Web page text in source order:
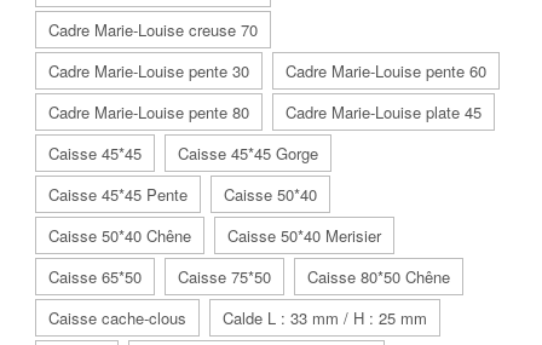
Cadre Marie-Louise creuse 70
Cadre Marie-Louise pente 30
Cadre Marie-Louise pente 60
Cadre Marie-Louise pente 80
Cadre Marie-Louise plate 45
Caisse 45*45
Caisse 45*45 Gorge
Caisse 45*45 Pente
Caisse 50*40
Caisse 50*40 Chêne
Caisse 50*40 Merisier
Caisse 65*50
Caisse 75*50
Caisse 80*50 Chêne
Caisse cache-clous
Calde L : 33 mm / H : 25 mm